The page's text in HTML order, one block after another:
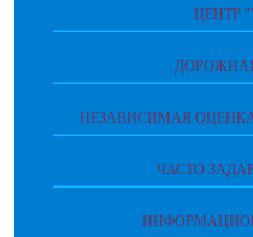
ЦЕНТР
НЕЗАВИСИМАЯ
ЧАСТО